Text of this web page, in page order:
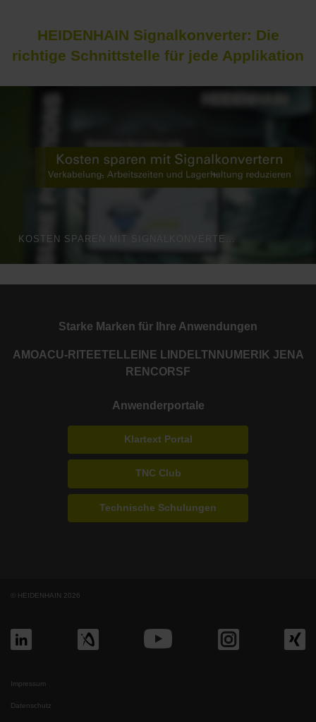
HEIDENHAIN Signalkonverter: Die
richtige Schnittstelle für jede Applikation
Starke Marken für Ihre Anwendungen
AMOACU-RITE ETEL LEINE LINDE LTN NUMERIK JENA
RENCORSF
Anwenderportale
Klartext Portal
TNC Club
Technische Schulungen
© HEIDENHAIN 2026
Impressum
Datenschutz